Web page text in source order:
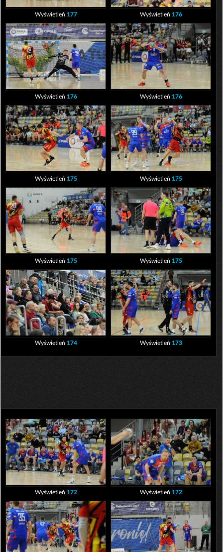
Wyświetleń 177 Wyświetleń 176
Wyświetleń 176 Wyświetleń 176
Wyświetleń 175 Wyświetleń 175
Wyświetleń 175 Wyświetleń 175
Wyświetleń 174 Wyświetleń 173
Wyświetleń 172 Wyświetleń 172